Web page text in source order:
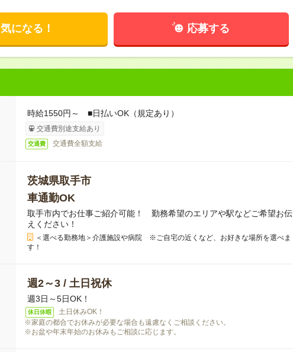
気になる！ 応募する
時給1550円～ ■日払いOK（規定あり）
交通費別途支給あり
交通費 交通費全額支給
茨城県取手市
車通勤OK
取手市内でお仕事ご紹介可能！ 勤務希望のエリアや駅などご希望お伝
えください！
＜選べる勤務地＞介護施設や病院 ※ご自宅の近くなど、お好きな場所を選べま
す！
週2～3 / 土日祝休
週3日～5日OK！
休日休暇
土日休みOK！
※家庭の都合でお休みが必要な場合も遠慮なくご相談ください。
※お盆や年末年始のお休みもご相談に応じます。